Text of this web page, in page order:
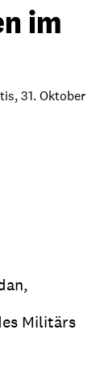
im
31. Oktober
Militärs